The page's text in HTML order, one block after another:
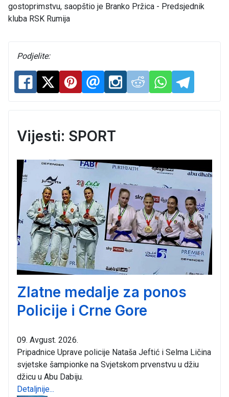
gostoprimstvu, saopštio je Branko Pržica - Predsjednik
kluba RSK Rumija
Podjelite:
Vijesti: SPORT
Zlatne medalje za ponos
Policije i Crne Gore
09. Avgust. 2026.
Pripadnice Uprave policije Nataša Jeftić i Selma Ličina
svjetske šampionke na Svjetskom prvenstvu u džiu
džicu u Abu Dabiju.
Detaljnije...